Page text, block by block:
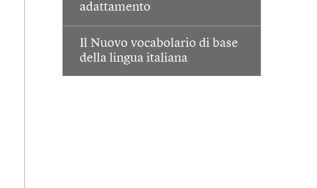
adattamento
Il Nuovo vocabolario di base
della lingua italiana